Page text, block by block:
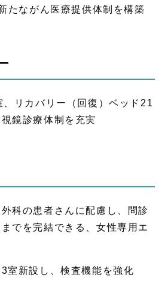
たながん医療提供体制を構築
リカバリー（回復）ベッド21
鏡診療体制を充実
科の患者さんに配慮し、問診
でを完結できる、女性専用エ
室新設し、検査機能を強化